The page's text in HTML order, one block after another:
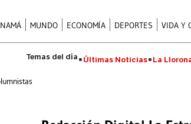
MUNDO ECONOMÍA DEPORTES VIDA Y
Últimas Noticias La